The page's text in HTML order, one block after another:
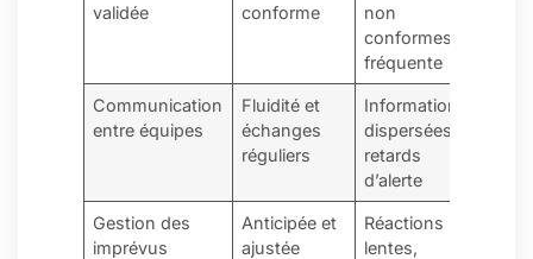
validée
conforme
non
conformes
fréquente
Communication
entre équipes
Fluidité et
échanges
réguliers
Informations
dispersées,
retards
d’alerte
Gestion des
imprévus
Anticipée et
ajustée
Réactions
lentes,